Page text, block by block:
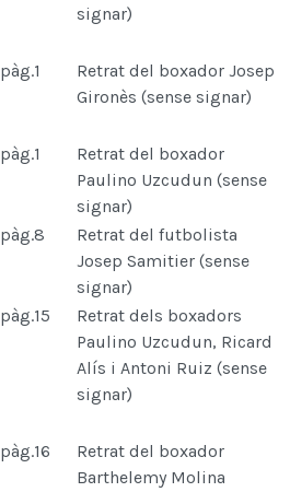
signar)
pàg.1
Retrat del boxador Josep
Gironès (sense signar)
pàg.1
Retrat del boxador
Paulino Uzcudun (sense
signar)
pàg.8
Retrat del futbolista
Josep Samitier (sense
signar)
pàg.15
Retrat dels boxadors
Paulino Uzcudun, Ricard
Alís i Antoni Ruiz (sense
signar)
pàg.16
Retrat del boxador
Barthelemy Molina